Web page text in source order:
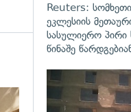
Reuters:
ეკლესიის
სასულიერო
წინაშე